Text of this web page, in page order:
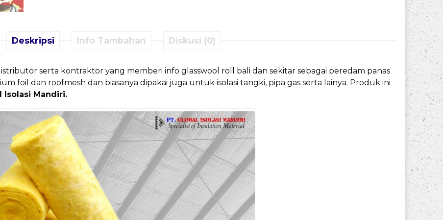
Deskripsi Info Tambahan Diskusi (0)
serta kontraktor yang memberi info glasswool roll bali dan sekitar sebagai peredam panas
foil dan roofmesh dan biasanya dipakai juga untuk isolasi tangki, pipa gas serta lainya. Produk ini
Isolasi Mandiri.